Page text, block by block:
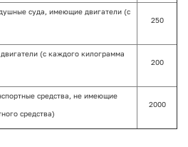
суда, имеющие двигатели (с
250
(с каждого килограмма
200
средства, не имеющие
средства)
2000